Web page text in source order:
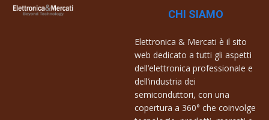
CHI SIAMO
Elettronica & Mercati è il sito
web dedicato a tutti gli aspetti
dell’elettronica professionale e
dell’industria dei
semiconduttori, con una
copertura a 360° che coinvolge